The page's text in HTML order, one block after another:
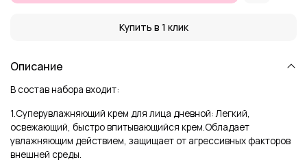
Купить в 1 клик
Описание
В состав набора входит:
1.Суперувлажняющий крем для лица дневной: Легкий,
освежающий, быстро впитывающийся крем.Обладает
увлажняющим действием, защищает от агрессивных факторов
внешней среды.